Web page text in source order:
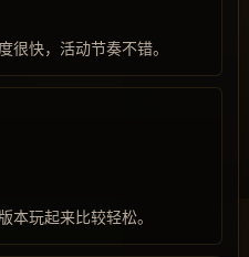
很快，活动节奏不错。
本玩起来比较轻松。